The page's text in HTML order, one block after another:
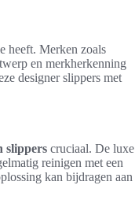
heeft. Merken zoals
en merkherkenning
designer slippers met
slippers cruciaal. De luxe
reinigen met een
kan bijdragen aan